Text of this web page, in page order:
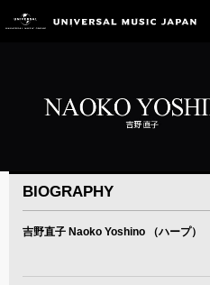
BIOGRAPHY
吉野直子 Naoko Yoshino （ハープ）